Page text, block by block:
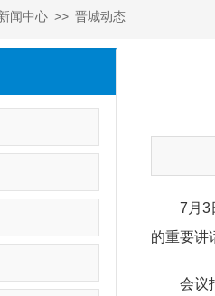
闻中心 >> 晋城动态
7月3日
的重要讲
会议指